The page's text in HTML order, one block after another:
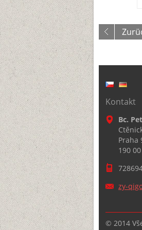
Kontakt
Bc.
Praha
190 00
zy-
© 2014